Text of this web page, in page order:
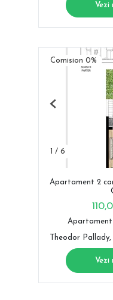
Vezi
Comision 0%
1 / 6
Previous
Apartament 2
Apartament
Theodor
Vezi